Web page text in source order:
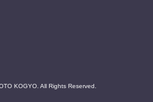
KOGYO. All Rights Reserved.